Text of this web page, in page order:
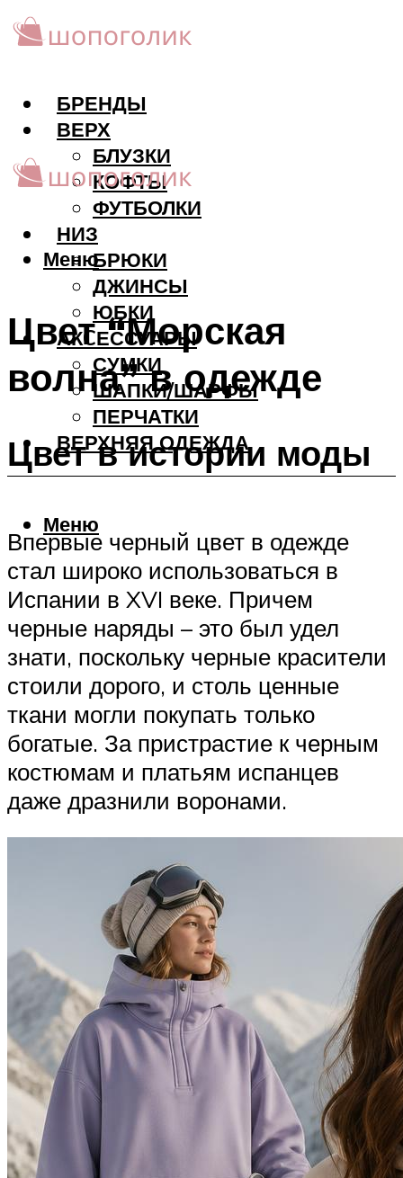
БРЕНДЫ
ВЕРХ
БЛУЗКИ
КОФТЫ
ФУТБОЛКИ
НИЗ
БРЮКИ
ДЖИНСЫ
ЮБКИ
АКCЕССУАРЫ
СУМКИ
ШАПКИ/ШАРФЫ
ПЕРЧАТКИ
ВЕРХНЯЯ ОДЕЖДА
Меню
Меню
Цвет “Морская
волна” в одежде
Цвет в истории моды
Впервые черный цвет в одежде
стал широко использоваться в
Испании в XVI веке. Причем
черные наряды – это был удел
знати, поскольку черные красители
стоили дорого, и столь ценные
ткани могли покупать только
богатые. За пристрастие к черным
костюмам и платьям испанцев
даже дразнили воронами.